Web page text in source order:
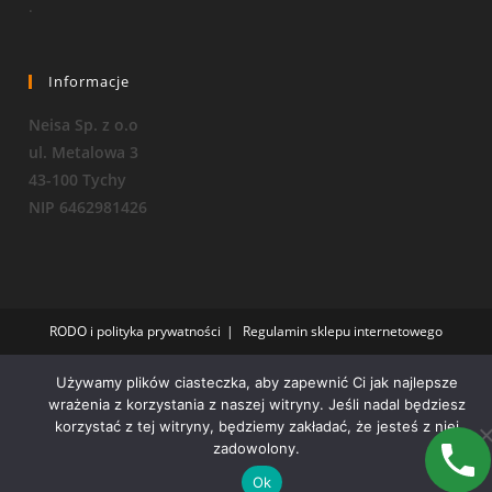
.
Informacje
Neisa Sp. z o.o
ul. Metalowa 3
43-100 Tychy
NIP 6462981426
RODO i polityka prywatności Regulamin sklepu internetowego
Używamy plików ciasteczka, aby zapewnić Ci jak najlepsze
wrażenia z korzystania z naszej witryny. Jeśli nadal będziesz
korzystać z tej witryny, będziemy zakładać, że jesteś z niej
zadowolony.
Ok